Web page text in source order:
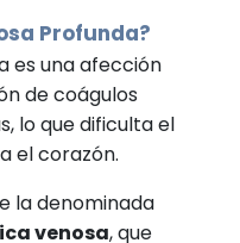
Profunda?
es una afección
de coágulos
lo que dificulta el
el corazón.
la denominada
venosa, que